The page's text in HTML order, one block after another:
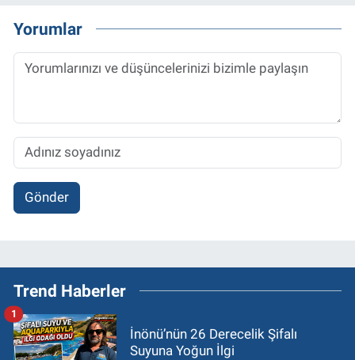
Yorumlar
Gönder
Trend Haberler
İnönü’nün 26 Derecelik Şifalı
Suyuna Yoğun İlgi
1